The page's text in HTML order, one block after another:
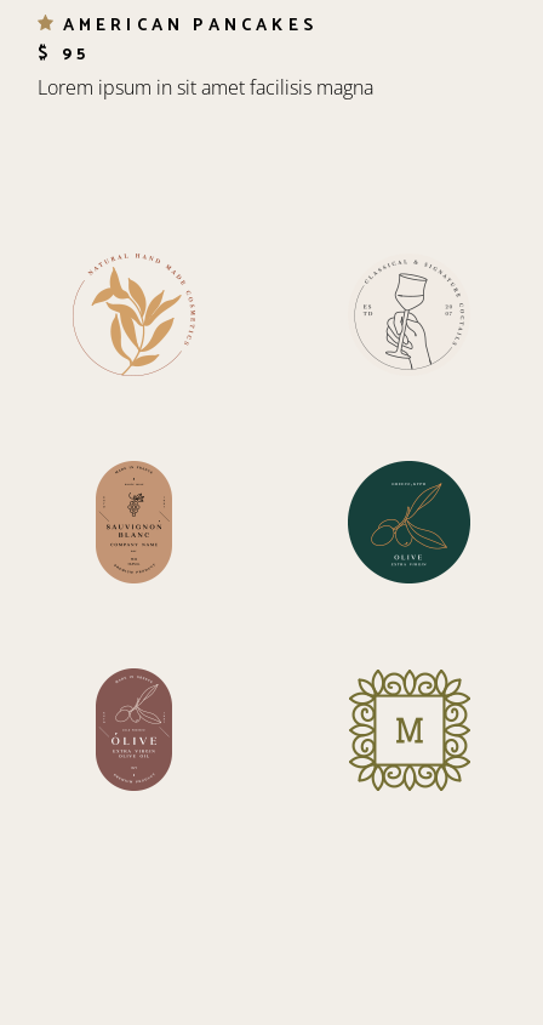
AMERICAN PANCAKES
$ 95
Lorem ipsum in sit amet facilisis magna